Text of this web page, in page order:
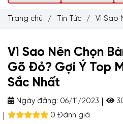
Trang chủ / Tin Tức / Vì Sao
Vì Sao Nên Chọn
Gõ Đỏ? Gợi Ý Top
Sắc Nhất
Ngày đăng: 06/11/2023
0 Đánh giá